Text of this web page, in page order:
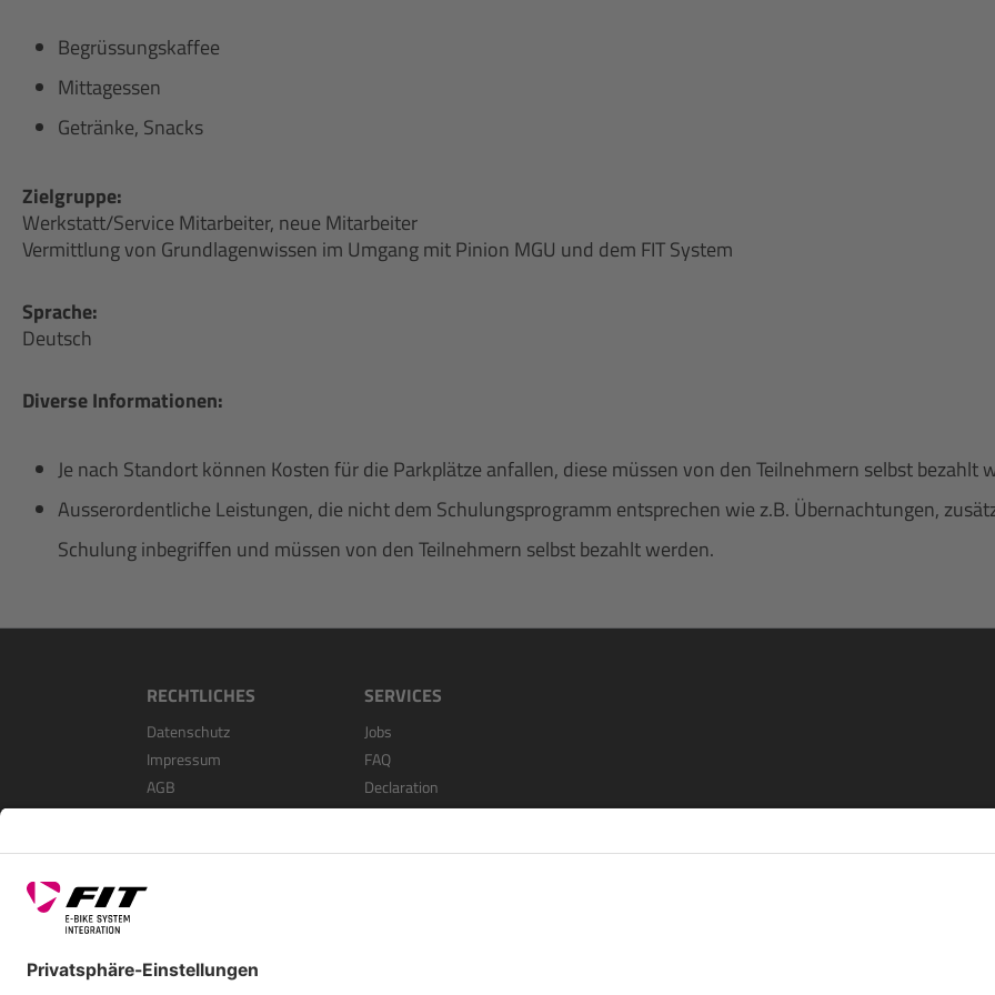
Begrüssungskaffee
Mittagessen
Getränke, Snacks
Zielgruppe:
Werkstatt/Service Mitarbeiter, neue Mitarbeiter
Vermittlung von Grundlagenwissen im Umgang mit Pinion MGU und dem FIT System
Sprache:
Deutsch
Diverse Informationen:
Je nach Standort können Kosten für die Parkplätze anfallen, diese müssen von den Teilnehmern selbst bezahlt
Ausserordentliche Leistungen, die nicht dem Schulungsprogramm entsprechen wie z.B. Übernachtungen,
Schulung inbegriffen und müssen von den Teilnehmern selbst bezahlt werden.
RECHTLICHES
Datenschutz
Impressum
AGB
SERVICES
Jobs
FAQ
Declaration
Open Source Software